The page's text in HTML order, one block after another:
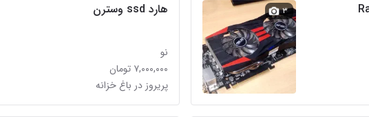
۳ هارد ssd وسترن
نو
۷,۰۰۰,۰۰۰ تومان
پریروز در باغ خزانه